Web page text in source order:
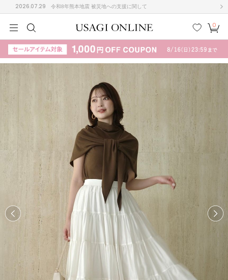
2026.07.29 令和8年熊本地震 被災地への支援に関して
検索
お気
に入
カー
ト
0
KIDSBABYBEAUTYLIFE STYLE
(708)
(3024)
ームウェア (541)
KIDSBABYBEAUTYLIFE STYLE
B C D F G
M N
Q S U
Z
ACYM
アシーム
アディダス
adidas by Stella McCartney
アディダス バイ ステラマッカートニー